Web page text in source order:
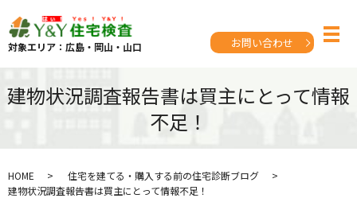
対象エリア：広島・岡山・山口 お問い合わせ
建物状況調査報告書は買主にとって情報
不足！
HOME
住宅を建てる・購入する前の住宅診断ブログ
建物状況調査報告書は買主にとって情報不足！